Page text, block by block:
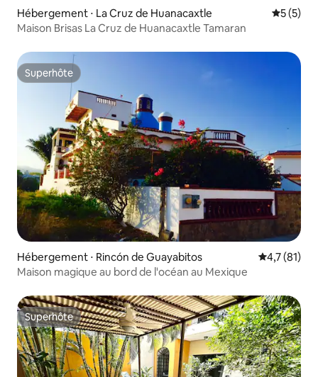
Hébergement ⋅ La Cruz de Huanacaxtle
5 (5)
Maison Brisas La Cruz de Huanacaxtle Tamaran
Superhôte
Superhôte
Hébergement ⋅ Rincón de Guayabitos Évaluation
4,7 (81)
Maison magique au bord de l'océan au Mexique
Superhôte
Superhôte